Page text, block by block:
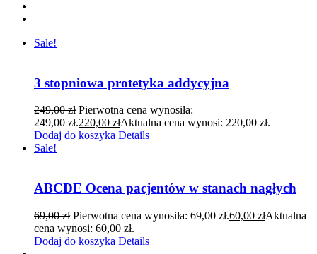
Sale!
3 stopniowa protetyka addycyjna
249,00zł Pierwotna cena wynosiła:
249,00 zł.220,00 złAktualna cena wynosi: 220,00 zł.
Dodaj do koszyka Details
Sale!
ABCDE Ocena pacjentów w stanach nagłych
69,00zł Pierwotna cena wynosiła: 69,00 zł.60,00 złAktualna
cena wynosi: 60,00 zł.
Dodaj do koszyka Details